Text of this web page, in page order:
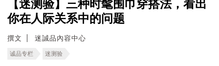
【迷测验】三种时髦围巾穿搭法，看出
你在人际关系中的问题
撰文 迷誠品內容中心
诚品专栏 迷测验